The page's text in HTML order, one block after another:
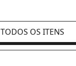
TODOS OS ITENS